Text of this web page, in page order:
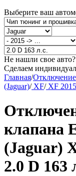
Выберите ваш
Не нашли свое авто?
Сделаем
Главная/
(Jaguar)/XF/XF
клапана
(Jaguar)
2.0 D 163